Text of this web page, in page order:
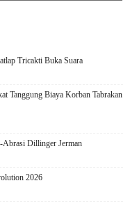
Tricakti Buka Suara
Tanggung Biaya Korban Tabrakan
Abrasi Dillinger Jerman
2026